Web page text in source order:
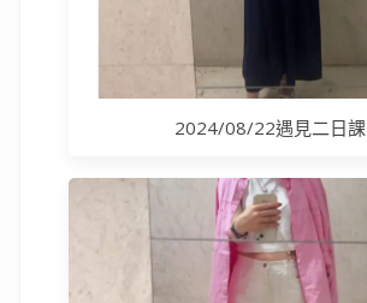
2024/08/22遇見二日課